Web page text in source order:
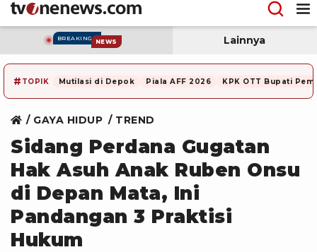
BREAKING NEWS Lainnya
# TOPIK Mutilasi di Depok Piala AFF 2026 KPK OTT Bupati
GAYA HIDUP TREND
Sidang Perdana Gugatan
Hak Asuh Anak Ruben Onsu
di Depan Mata, Ini
Pandangan 3 Praktisi
Hukum